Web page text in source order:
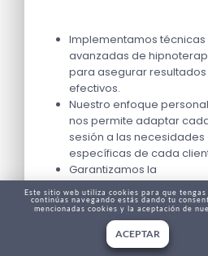
Implementamos técnicas
avanzadas de
para asegurar resultados
efectivos.
Nuestro enfoque
nos permite adaptar
sesión a las necesidades
específicas de cada
Garantizamos la
confidencialidad y el
en todo momento
proceso terapéutico.
Consejos útiles para
Este sitio web utiliza cookies para que
continúas navegando estás dando tu
mencionadas cookies y la aceptación de
ACEPTAR